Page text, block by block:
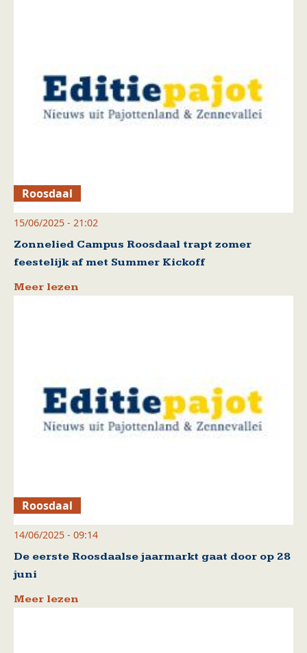
Roosdaal
15/06/2025 - 21:02
Zonnelied Campus Roosdaal trapt zomer
feestelijk af met Summer Kickoff
Meer lezen
Roosdaal
14/06/2025 - 09:14
De eerste Roosdaalse jaarmarkt gaat door op 28
juni
Meer lezen